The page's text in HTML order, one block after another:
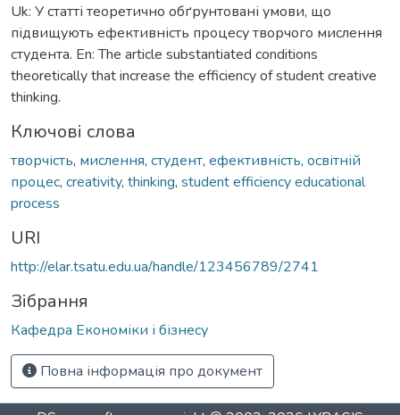
Uk: У статті теоретично обґрунтовані умови, що
підвищують ефективність процесу творчого мислення
студента. En: The article substantiated conditions
theoretically that increase the efficiency of student creative
thinking.
Ключові слова
творчість, мислення, студент, ефективність, освітній
процес, creativity, thinking, student efficiency educational
process
URI
http://elar.tsatu.edu.ua/handle/123456789/2741
Зібрання
Кафедра Економіки і бізнесу
Повна інформація про документ